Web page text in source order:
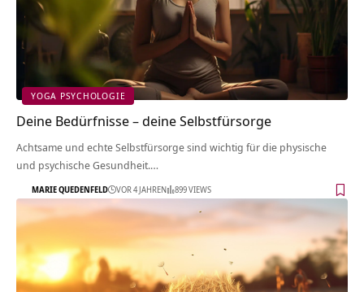
YOGA PSYCHOLOGIE
Deine Bedürfnisse – deine Selbstfürsorge
Achtsame und echte Selbstfürsorge sind wichtig für die physische
und psychische Gesundheit.…
MARIE QUEDENFELD VOR 4 JAHREN 899 VIEWS